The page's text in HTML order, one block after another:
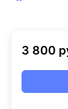
3 800